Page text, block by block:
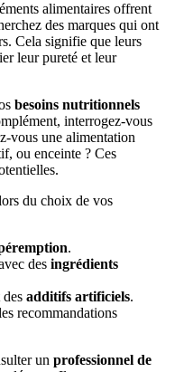
alimentaires offrent
des marques qui ont
Cela signifie que leurs
leur pureté et leur
besoins nutritionnels
interrogez-vous
vous une alimentation
ou enceinte ? Ces
du choix de vos
.
des ingrédients
additifs artificiels.
recommandations
un professionnel de